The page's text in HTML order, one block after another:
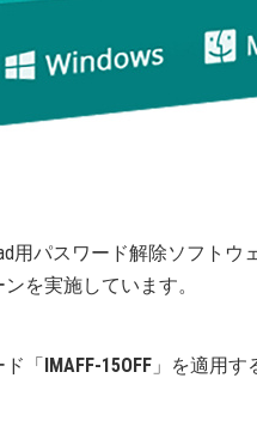
用パスワード解除ソフトウ
を実施しています。
ド「IMAFF-15OFF 」を適用す